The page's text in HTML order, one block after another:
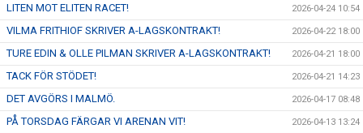
LITEN MOT ELITEN RACET! 2026-04-24 10:54
VILMA FRITHIOF SKRIVER A-LAGSKONTRAKT! 2026-04-22 18:00
TURE EDIN & OLLE PILMAN SKRIVER A-LAGSKONTRAKT! 2026-04-21 18:00
TACK FÖR STÖDET! 2026-04-21 14:23
DET AVGÖRS I MALMÖ. 2026-04-17 08:48
PÅ TORSDAG FÄRGAR VI ARENAN VIT! 2026-04-13 13:24